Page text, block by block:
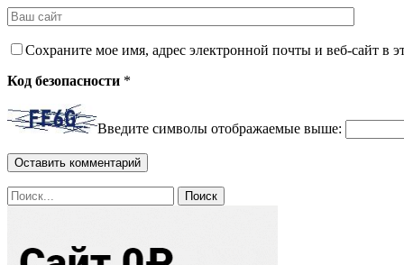
Сохраните мое имя, адрес электронной почты и веб-сайт в
Код безопасности *
Введите символы отображаемые выше: